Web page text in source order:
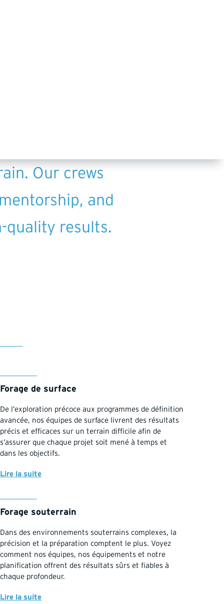
through a
Suth Dakota,
Our crews
and
quality results.
Forage de surface
De l’exploration précoce aux programmes de définition
avancée, nos équipes de surface livrent des résultats
précis et efficaces sur un terrain difficile afin de
s’assurer que chaque projet soit mené à temps et
dans les objectifs.
Lire la suite
Forage souterrain
Dans des environnements souterrains complexes, la
précision et la préparation comptent le plus. Voyez
comment nos équipes, nos équipements et notre
planification offrent des résultats sûrs et fiables à
chaque profondeur.
Lire la suite